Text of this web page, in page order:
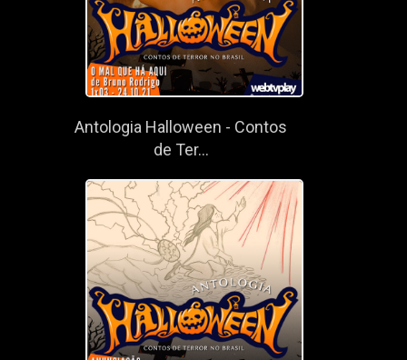
Antologia Halloween - Contos
de Ter...